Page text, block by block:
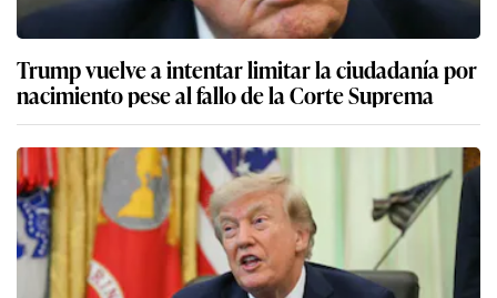
Trump vuelve a intentar limitar la ciudadanía por
nacimiento pese al fallo de la Corte Suprema